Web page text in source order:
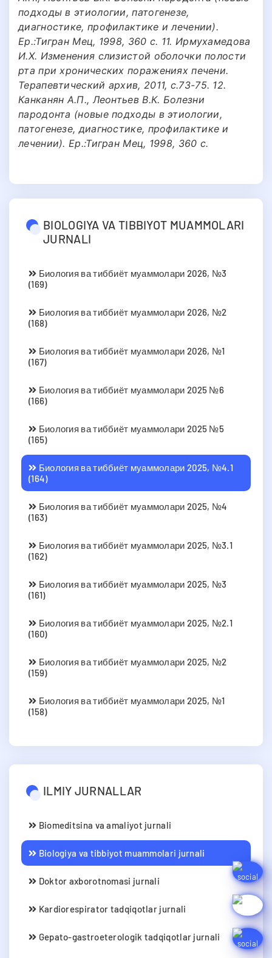
подходы в этиологии, патогенезе,
диагностике, профилактике и лечении).
Ер.:Тигран Мец, 1998, 360 с. 11. Ирмухамедова
И.X. Изменения слизистой оболочки полости
рта при хронических поражениях печени.
Терапевтический архив, 2011, c.73-75. 12.
Канканян А.П., Леонтьев В.К. Болезни
пародонта (новые подходы в этиологии,
патогенезе, диагностике, профилактике и
лечении). Ер.:Тигран Мец, 1998, 360 с.
BIOLOGIYA VA TIBBIYOT MUAMMOLARI
JURNALI
Биология ва тиббиёт муаммолари 2026, №3
(169)
Биология ва тиббиёт муаммолари 2026, №2
(168)
Биология ва тиббиёт муаммолари 2026, №1
(167)
Биология ва тиббиёт муаммолари 2025 №6
(166)
Биология ва тиббиёт муаммолари 2025 №5
(165)
Биология ва тиббиёт муаммолари 2025, №4.1
(164)
Биология ва тиббиёт муаммолари 2025, №4
(163)
Биология ва тиббиёт муаммолари 2025, №3.1
(162)
Биология ва тиббиёт муаммолари 2025, №3
(161)
Биология ва тиббиёт муаммолари 2025, №2.1
(160)
Биология ва тиббиёт муаммолари 2025, №2
(159)
Биология ва тиббиёт муаммолари 2025, №1
(158)
ILMIY JURNALLAR
Biomeditsina va amaliyot jurnali
Biologiya va tibbiyot muammolari jurnali
Doktor axborotnomasi jurnali
Kardiorespirator tadqiqotlar jurnali
Gepato-gastroeterologik tadqiqotlar jurnali